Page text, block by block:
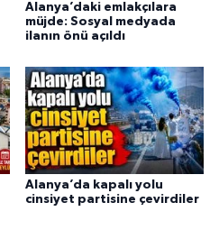
Alanya’daki emlakçılara
müjde: Sosyal medyada
ilanın önü açıldı
Alanya’da kapalı yolu
cinsiyet partisine çevirdiler